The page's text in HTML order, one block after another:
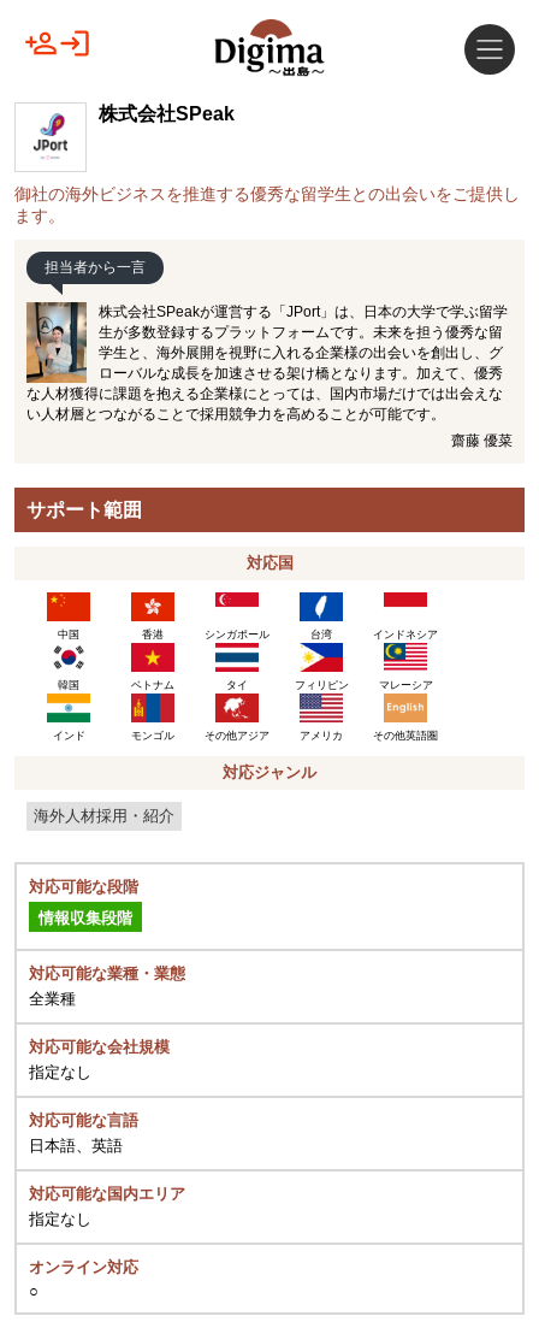
株式会社SPeak
御社の海外ビジネスを推進する優秀な留学生との出会いをご提供し
ます。
担当者から一言
株式会社SPeakが運営する「JPort」は、日本の大学で学ぶ留学
生が多数登録するプラットフォームです。未来を担う優秀な留
学生と、海外展開を視野に入れる企業様の出会いを創出し、グ
ローバルな成長を加速させる架け橋となります。加えて、優秀
な人材獲得に課題を抱える企業様にとっては、国内市場だけでは出会えな
い人材層とつながることで採用競争力を高めることが可能です。
齋藤 優菜
サポート範囲
対応国
中国 香港 シンガポール 台湾 インドネシア
韓国 ベトナム タイ フィリピン マレーシア
インド モンゴル その他アジア アメリカ その他英語圏
対応ジャンル
海外人材採用・紹介
対応可能な段階
情報収集段階
対応可能な業種・業態
全業種
対応可能な会社規模
指定なし
対応可能な言語
日本語、英語
対応可能な国内エリア
指定なし
オンライン対応
○